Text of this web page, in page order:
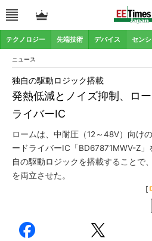
テクノロジー 先端技術 デバイス セン
ニュース
発熱低減とノイズ抑制、ロ
ライバーIC
独自の駆動ロジック搭載
ロームは、中耐圧（12～48V）向け
ードライバーIC「BD67871MWV-Z
自の駆動ロジックを搭載することで
を両立させた。
[